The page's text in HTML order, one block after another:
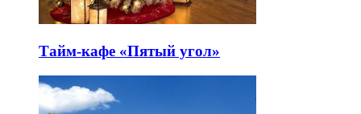
Тайм-кафе «Пятый угол»